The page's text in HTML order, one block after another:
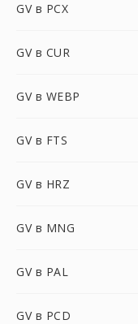
GV в PCX
GV в CUR
GV в WEBP
GV в FTS
GV в HRZ
GV в MNG
GV в PAL
GV в PCD